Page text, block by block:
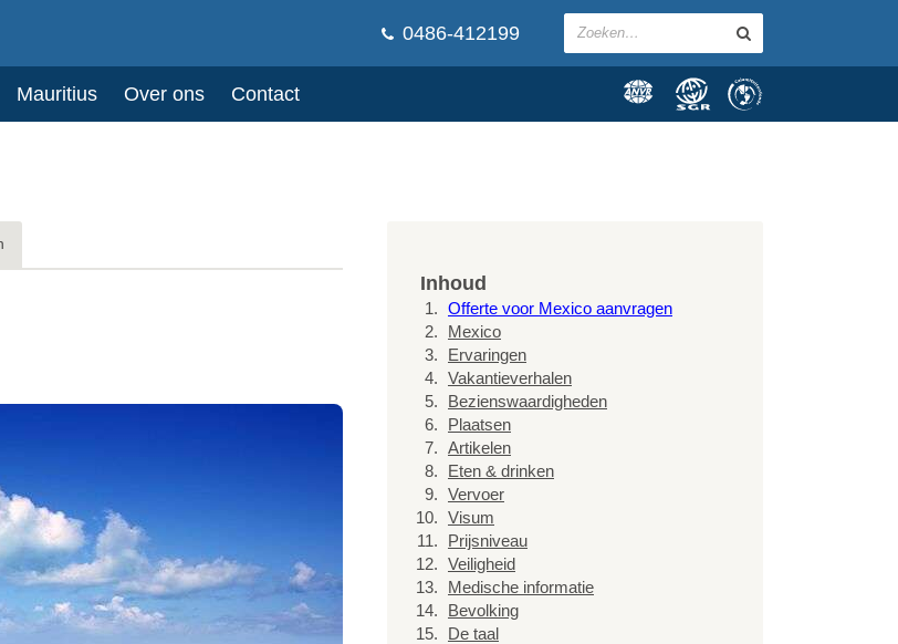
0486-412199
Mauritius Over ons Contact
Inhoud
Offerte voor Mexico aanvragen
Mexico
Ervaringen
Vakantieverhalen
Bezienswaardigheden
Plaatsen
Artikelen
Eten & drinken
Vervoer
Visum
Prijsniveau
Veiligheid
Medische informatie
Bevolking
De taal